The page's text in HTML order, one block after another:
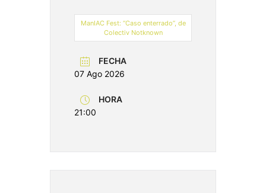
ManIAC Fest: “Caso enterrado”, de
Colectiv Notknown
FECHA
07 Ago 2026
HORA
21:00